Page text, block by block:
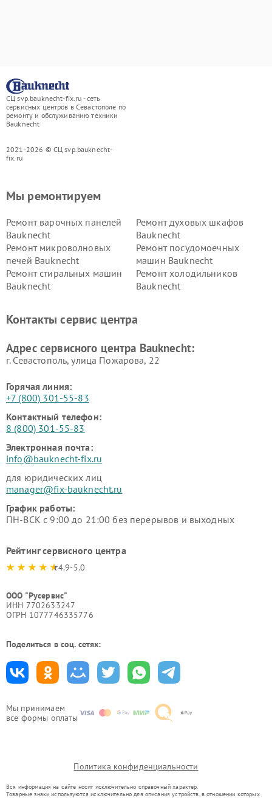
СЦ svp.bauknecht-fix.ru - сеть
сервисных центров в Севастополе по
ремонту и обслуживанию техники
Bauknecht
2021-2026 © СЦ svp.bauknecht-
fix.ru
Мы принимаем
все формы оплаты
Мы ремонтируем
Ремонт варочных панелей
Bauknecht
Ремонт духовых шкафов
Bauknecht
Ремонт микроволновых
печей Bauknecht
Ремонт посудомоечных
машин Bauknecht
Ремонт стиральных машин
Bauknecht
Ремонт холодильников
Bauknecht
Контакты сервис центра
Адрес сервисного центра Bauknecht:
г. Севастополь, улица Пожарова, 22
Горячая линия:
+7 (800) 301-55-83
Контактный телефон:
8 (800) 301-55-83
Электронная почта:
info@bauknecht-fix.ru
для юридических лиц
manager@fix-bauknecht.ru
График работы:
ПН-ВСК с 9:00 до 21:00 без перерывов и выходных
Рейтинг сервисного центра
4.9-5.0
ООО "Русервис"
ИНН 7702633247
ОГРН 1077746335776
Поделиться в соц. сетях:
Политика конфиденциальности
Вся информация на сайте носит исключительно справочный характер.
Товарные знаки используются исключительно для описания устройств, в отношении которых